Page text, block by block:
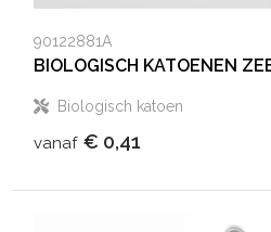
90122881A
BIOLOGISCH KATOENEN
Biologisch katoen
vanaf € 0,41